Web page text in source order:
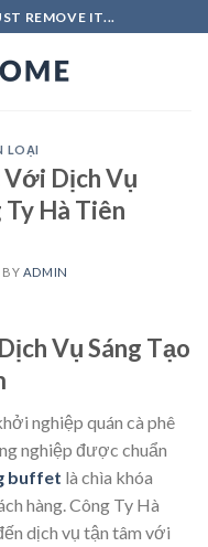
REMOVE IT...
LOẠI
Dịch Vụ
Hà Tiên
BY ADMIN
Vụ Sáng Tạo
nghiệp quán cà phê
nghiệp được chuẩn
buffet là chìa khóa
hàng. Công Ty Hà
dịch vụ tận tâm với